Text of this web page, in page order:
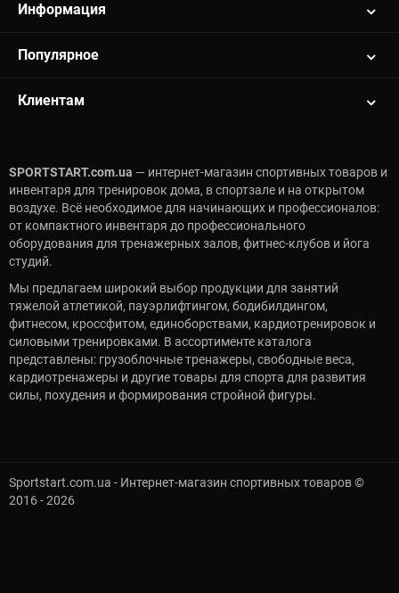
Информация
Популярное
Клиентам
SPORTSTART.com.ua — интернет-магазин спортивных товаров и
инвентаря для тренировок дома, в спортзале и на открытом
воздухе. Всё необходимое для начинающих и профессионалов:
от компактного инвентаря до профессионального
оборудования для тренажерных залов, фитнес-клубов и йога
студий.
Мы предлагаем широкий выбор продукции для занятий
тяжелой атлетикой, пауэрлифтингом, бодибилдингом,
фитнесом, кроссфитом, единоборствами, кардиотренировок и
силовыми тренировками. В ассортименте каталога
представлены: грузоблочные тренажеры, свободные веса,
кардиотренажеры и другие товары для спорта для развития
силы, похудения и формирования стройной фигуры.
Sportstart.com.ua - Интернет-магазин спортивных товаров ©
2016 - 2026